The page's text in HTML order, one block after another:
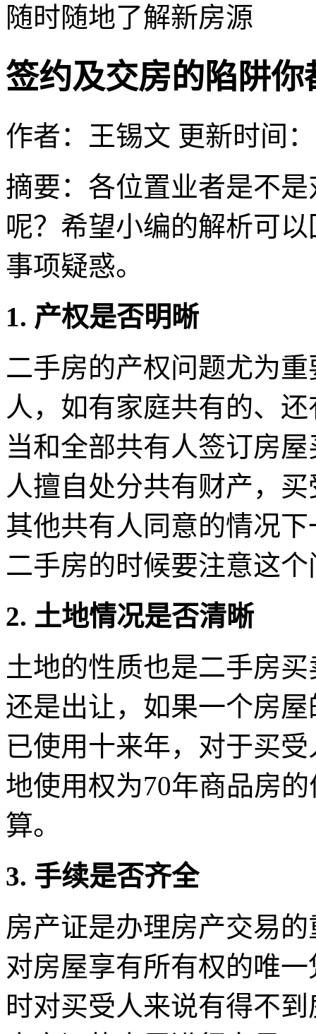
随时随地了解新房源
签约及交房的陷阱你
作者：王锡文 更新时间
摘要： 各位置业者是不
呢？希望小编的解析可
事项疑惑。
1. 产权是否明晰
二手房的产权问题尤为
人，如有家庭共有的、
当和全部共有人签订房
人擅自处分共有财产，
其他共有人同意的情况
二手房的时候要注意这个
2. 土地情况是否清晰
土地的性质也是二手房
还是出让，如果一个房
已使用十来年，对于买
地使用权为70年商品房
算。
3. 手续是否齐全
房产证是办理房产交易
对房屋享有所有权的唯
时对买受人来说有得不